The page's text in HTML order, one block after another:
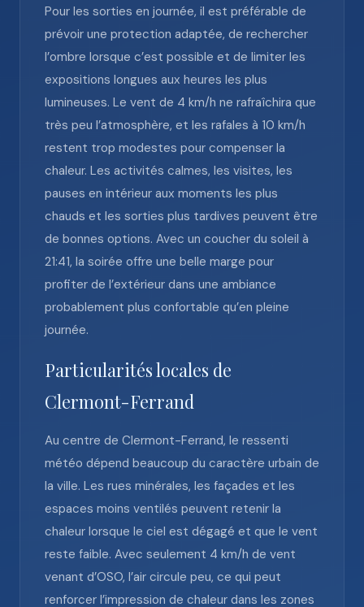
Pour les sorties en journée, il est préférable de
prévoir une protection adaptée, de rechercher
l’ombre lorsque c’est possible et de limiter les
expositions longues aux heures les plus
lumineuses. Le vent de 4 km/h ne rafraîchira que
très peu l’atmosphère, et les rafales à 10 km/h
restent trop modestes pour compenser la
chaleur. Les activités calmes, les visites, les
pauses en intérieur aux moments les plus
chauds et les sorties plus tardives peuvent être
de bonnes options. Avec un coucher du soleil à
21:41, la soirée offre une belle marge pour
profiter de l’extérieur dans une ambiance
probablement plus confortable qu’en pleine
journée.
Particularités locales de
Clermont-Ferrand
Au centre de Clermont-Ferrand, le ressenti
météo dépend beaucoup du caractère urbain de
la ville. Les rues minérales, les façades et les
espaces moins ventilés peuvent retenir la
chaleur lorsque le ciel est dégagé et que le vent
reste faible. Avec seulement 4 km/h de vent
venant d’OSO, l’air circule peu, ce qui peut
renforcer l’impression de chaleur dans les zones